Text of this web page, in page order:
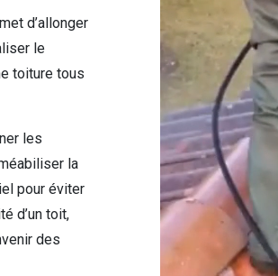
d’allonger
le
toiture tous
les
la
pour éviter
d’un toit,
des